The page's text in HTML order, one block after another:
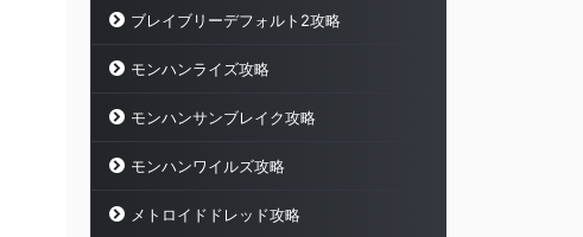
ブレイブリーデフォルト2攻略
モンハンライズ攻略
モンハンサンブレイク攻略
モンハンワイルズ攻略
メトロイドドレッド攻略